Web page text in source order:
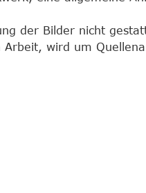
der Bilder nicht
Arbeit, wird um